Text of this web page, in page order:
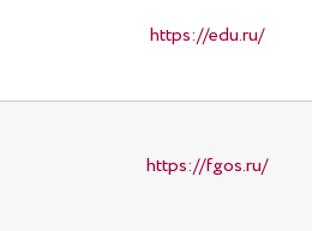
https://edu.ru/
https://fgos.ru/